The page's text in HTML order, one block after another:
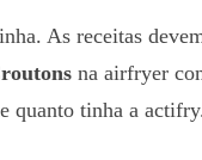
As receitas
na airfryer
quanto tinha a